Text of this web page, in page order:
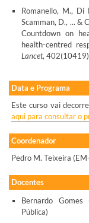
Romanello, M., Di
Scamman, D., ... &
Countdown on
health-centred
Lancet,
Data e Programa
Este curso vai
aqui para consultar o
Coordenador
Pedro M. Teixeira
Docentes
Bernardo
Pública)